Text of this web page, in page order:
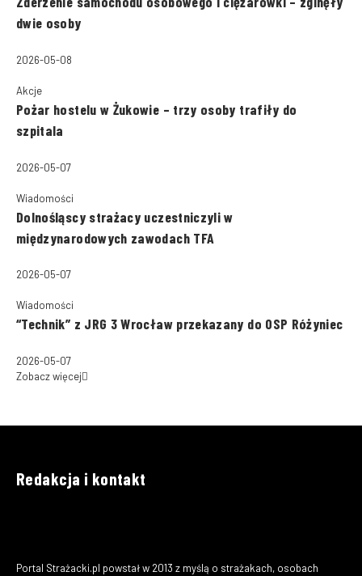
dwie osoby
2026-05-08
Akcje
Pożar hostelu w Żukowie – trzy osoby trafiły do
szpitala
2026-05-07
Wiadomości
Dolnośląscy strażacy uczestniczyli w
międzynarodowych zawodach TFA
2026-05-07
Wiadomości
“Technik” z JRG 3 Wrocław przekazany do OSP Różyniec
2026-05-07
Zobacz więcej
Redakcja i kontakt
Portal Strażacki.pl powstał w 2013 z myślą o strażakach, osobach